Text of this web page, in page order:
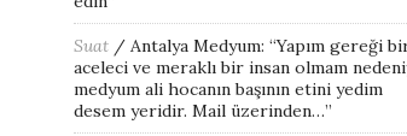
Suat / Antalya Medyum: “Yapım gereği
aceleci ve meraklı bir insan olmam
medyum ali hocanın başının etini yedim
desem yeridir. Mail üzerinden…”